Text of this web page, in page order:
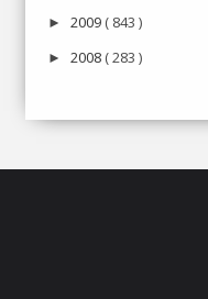
► 2009 ( 843 )
► 2008 ( 283 )